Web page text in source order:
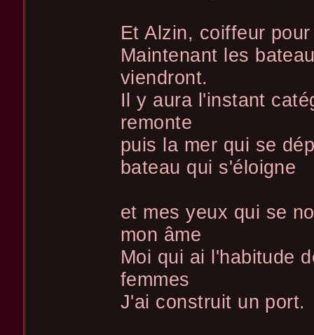
Et Alzin, coiffeur
Maintenant les
viendront.
Il y aura l'instant
remonte
puis la mer qui se
bateau qui s'éloigne
et mes yeux qui se
mon âme
Moi qui ai l'habitude
femmes
J'ai construit un port.